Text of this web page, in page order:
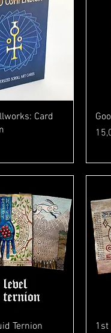
προβολήCard
προβολή
Ternion
1st